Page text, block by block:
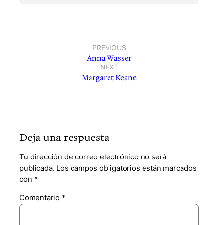
PREVIOUS
Anna Wasser
NEXT
Margaret Keane
Deja una respuesta
Tu dirección de correo electrónico no será
publicada. Los campos obligatorios están marcados
con *
Comentario *